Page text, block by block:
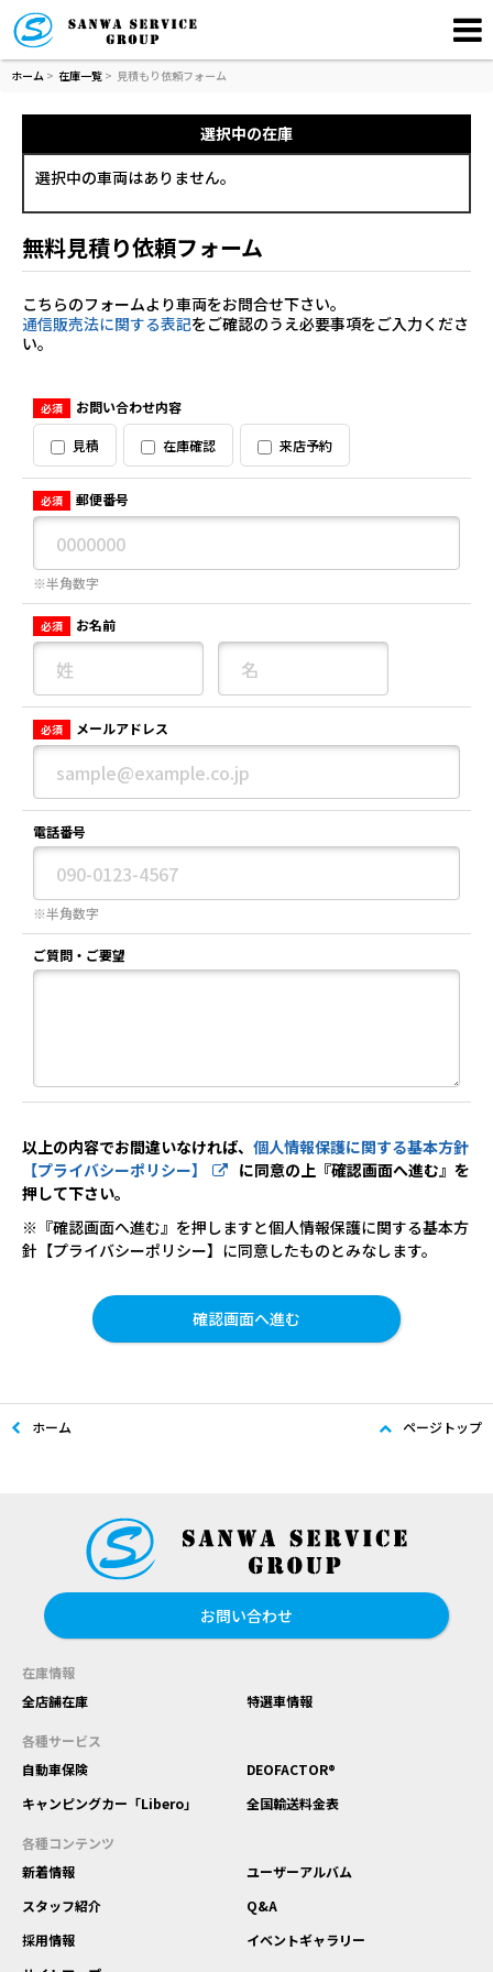
ホーム > 在庫一覧 > 見積もり依頼フォーム
選択中の在庫
選択中の車両はありません。
無料見積り依頼フォーム
こちらのフォームより車両をお問合せ下さい。
通信販売法に関する表記をご確認のうえ必要事項をご入力くださ
い。
必須 お問い合わせ内容
見積 在庫確認 来店予約
必須 郵便番号
※半角数字
必須 お名前
必須 メールアドレス
電話番号
※半角数字
ご質問・ご要望
以上の内容でお間違いなければ、 個人情報保護に関する基本方針
【プライバシーポリシー】
に同意の上『確認画面へ進む』を
押して下さい。
※『確認画面へ進む』を押しますと個人情報保護に関する基本方
針【プライバシーポリシー】に同意したものとみなします。
ホーム ページトップ
お問い合わせ
在庫情報
全店舗在庫
特選車情報
各種サービス
自動車保険
DEOFACTOR®
キャンピングカー「Libero」
全国輸送料金表
各種コンテンツ
新着情報
ユーザーアルバム
スタッフ紹介
Q&A
採用情報
イベントギャラリー